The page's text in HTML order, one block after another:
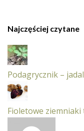
Najczęściej czytane
Podagrycznik –
Fioletowe